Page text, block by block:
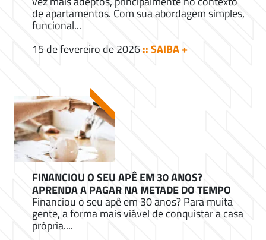
de apartamentos. Com sua abordagem simples,
funcional...
15 de fevereiro de 2026:: SAIBA +
FINANCIOU O SEU APÊ EM 30 ANOS?
APRENDA A PAGAR NA METADE DO TEMPO
Financiou o seu apê em 30 anos? Para muita
gente, a forma mais viável de conquistar a casa
própria....